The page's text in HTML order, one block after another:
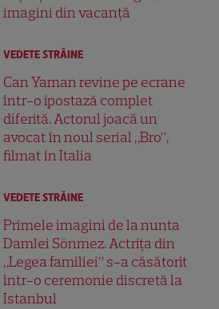
imagini din vacanță
VEDETE STRĂINE
Can Yaman revine pe ecrane
într-o ipostază complet
diferită. Actorul joacă un
avocat în noul serial „Bro”,
filmat în Italia
VEDETE STRĂINE
Primele imagini de la nunta
Damlei Sönmez. Actrița din
„Legea familiei” s-a căsătorit
într-o ceremonie discretă la
Istanbul